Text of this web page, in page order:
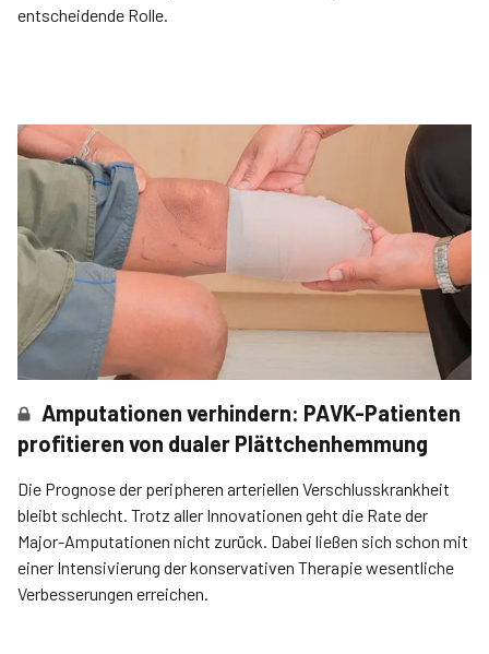
entscheidende Rolle.
Amputationen verhindern: PAVK-Patienten
profitieren von dualer Plättchenhemmung
Die Prognose der peripheren arteriellen Verschlusskrankheit
bleibt schlecht. Trotz aller Innovationen geht die Rate der
Major-Amputationen nicht zurück. Dabei ließen sich schon mit
einer Intensivierung der konservativen Therapie wesentliche
Verbesserungen erreichen.